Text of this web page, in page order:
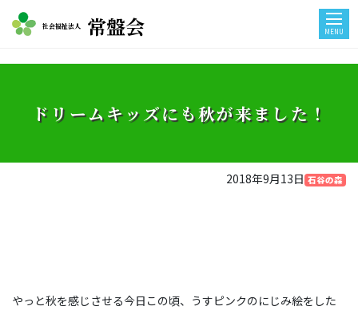
社会福祉法人 常盤会 MENU
ドリームキッズにも秋が来ました！
2018年9月13日 石谷の森
やっと秋を感じさせる今日この頃、うすピンクのにじみ絵をした